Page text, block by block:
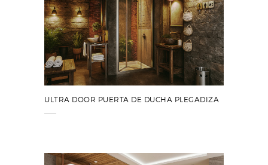
ULTRA DOOR PUERTA DE DUCHA PLEGADIZA